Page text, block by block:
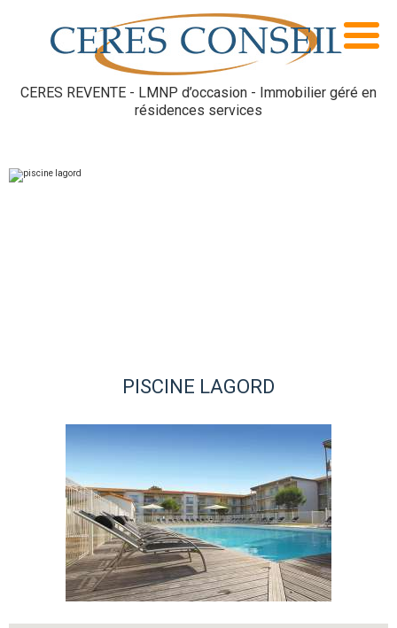
CERES REVENTE - LMNP d’occasion - Immobilier géré en
résidences services
PISCINE LAGORD